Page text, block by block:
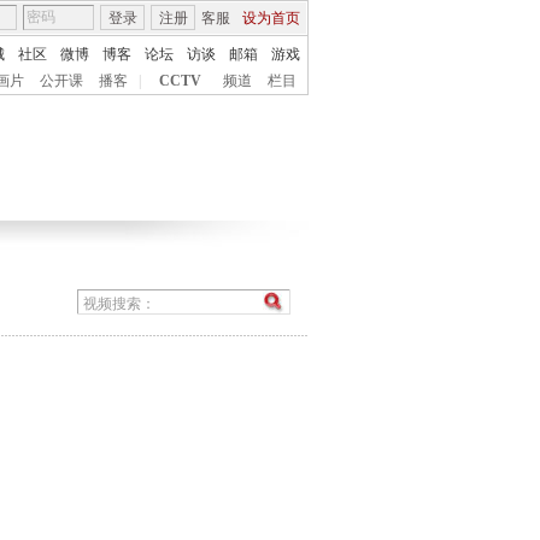
客服 设为首页
登录 注册
社区 微博 博客 论坛 访谈 邮箱
游戏
片
公开课 播客 CCTV 频道 栏目